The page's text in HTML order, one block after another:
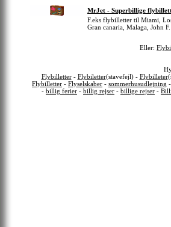
MrJet - Superbillige
F.eks flybilletter til Miami,
Gran canaria, Malaga, John
Eller:
Flybilletter- Flybiletter(stavefejl) - Flybilleter
Flybilletter - Flyselskaber - sommerhusudlejning
- billig ferier - billig rejser - billige rejser -